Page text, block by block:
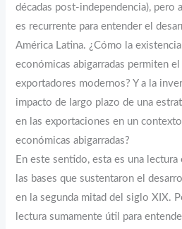
décadas post-independencia), pero
es recurrente para entender el
América Latina. ¿Cómo la
económicas abigarradas permiten
exportadores modernos? Y a la
impacto de largo plazo de una
en las exportaciones en un
económicas abigarradas?
En este sentido, esta es una
las bases que sustentaron el
en la segunda mitad del siglo XIX.
lectura sumamente útil para